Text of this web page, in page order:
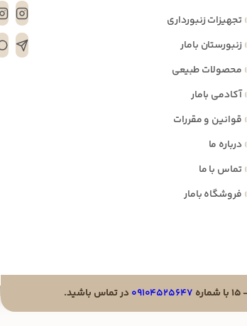
تجهیزات زنبورداری
زنبورستان بامار
محصولات طبیعی
آکادمی بامار
قوانین و مقررات
درباره ما
تماس با ما
فروشگاه بامار
۰۹۱۰۴۵۲۵۶۴۷ در تماس باشید.